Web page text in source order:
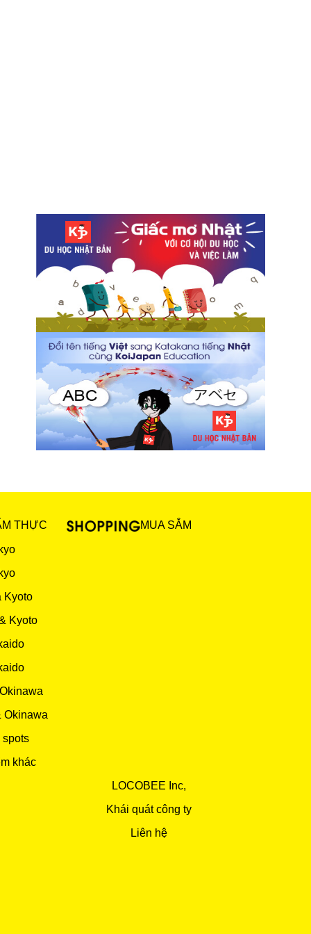
THỰC
Kyoto
Kyoto
Okinawa
spots
khác
MUA SẮM
LOCOBEE Inc,
Khái quát công ty
Liên hệ